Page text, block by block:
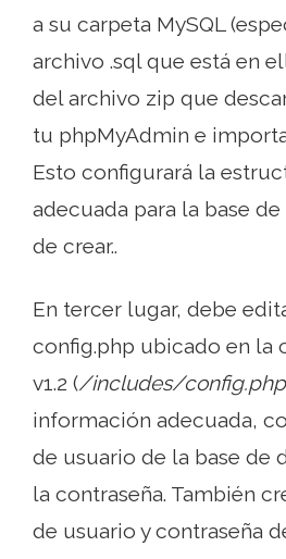
a su carpeta MySQL
archivo .sql que está en
del archivo zip que
tu phpMyAdmin e
Esto configurará la
adecuada para la base
de crear..
En tercer lugar, debe
config.php ubicado en la
v1.2 (/includes/config.php
información adecuada,
de usuario de la base de
la contraseña. También
de usuario y contraseña